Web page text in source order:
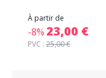
À partir de
-8% 23,00 €
PVC :25,00 €